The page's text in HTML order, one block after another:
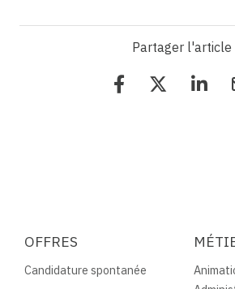
Partager l'article
OFFRES
Candidature spontanée